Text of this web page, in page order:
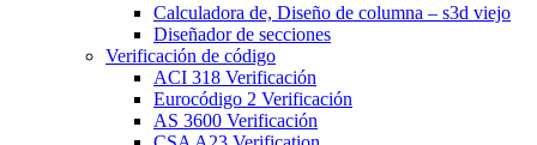
Calculadora de, Diseño de columna – s3d viejo
Diseñador de secciones
Verificación de código
ACI 318 Verificación
Eurocódigo 2 Verificación
AS 3600 Verificación